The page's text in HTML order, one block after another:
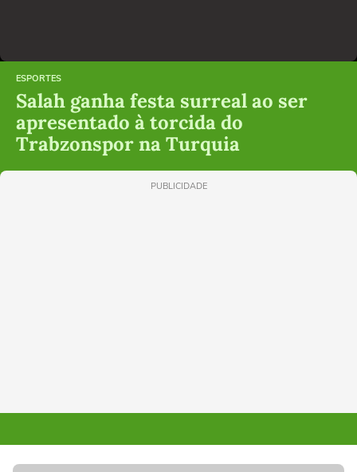
ESPORTES
Salah ganha festa surreal ao ser
apresentado à torcida do
Trabzonspor na Turquia
PUBLICIDADE